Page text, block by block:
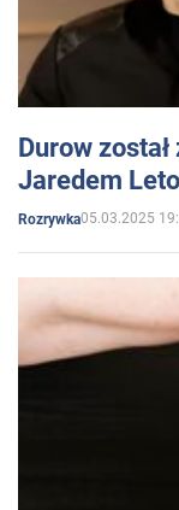
Durow
Jaredem
Rozrywka05.03.2025